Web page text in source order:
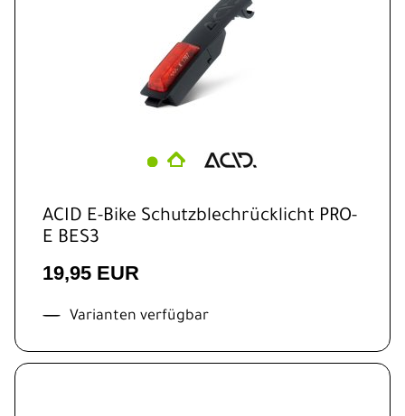
ACID E-Bike Schutzblechrücklicht PRO-
E BES3
19,95 EUR
Varianten verfügbar